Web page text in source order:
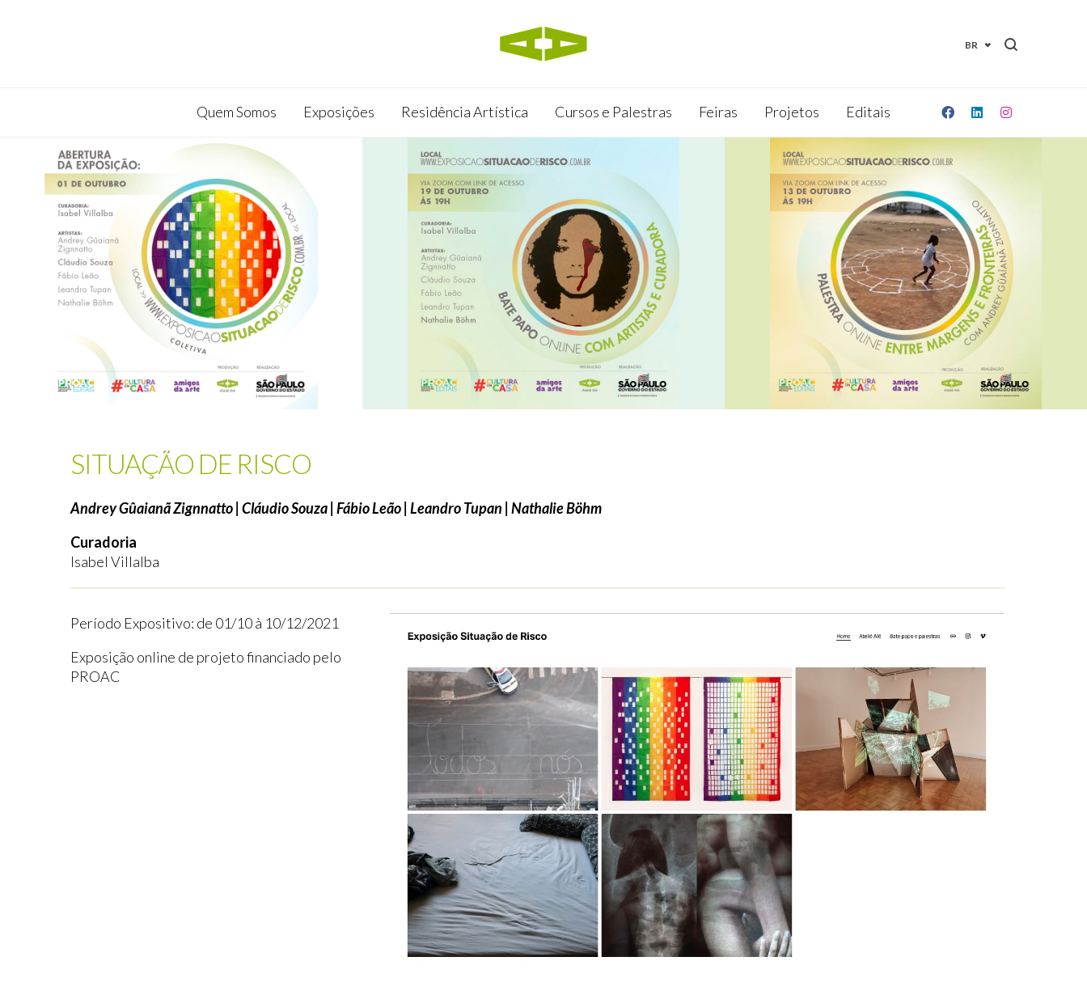
BR
Quem Somos Exposições Residência Artística Cursos e Palestras Feiras Projetos Editais
SITUAÇÃO DE RISCO
Andrey Gûaianã Zignnatto | Cláudio Souza | Fábio Leão | Leandro Tupan | Nathalie Böhm
Curadoria
Isabel Villalba
Período Expositivo: de 01/10 à 10/12/2021
Exposição online de projeto financiado pelo
PROAC